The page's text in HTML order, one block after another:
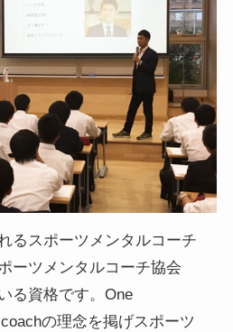
るスポーツメンタルコーチ
ーツメンタルコーチ協会
る資格です。One
の理念を掲げスポーツ